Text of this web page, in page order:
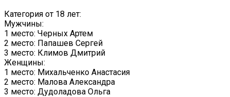
Категория от 18 лет:
Мужчины:
1 место: Черных Артем
2 место: Папашев Сергей
3 место: Климов Дмитрий
Женщины:
1 место: Михальченко Анастасия
2 место: Малова Александра
3 место: Дудоладова Ольга